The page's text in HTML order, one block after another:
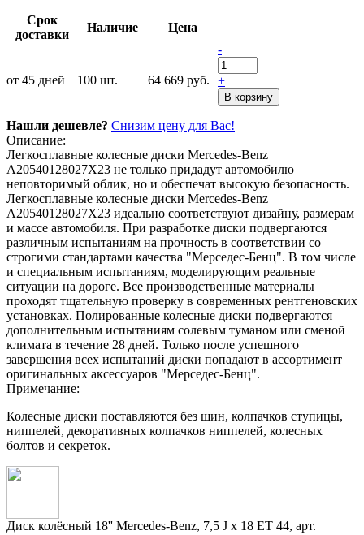
Срок
доставки
Наличие Цена
от 45 дней 100 шт. 64 669 руб.
-
+
В корзину
Нашли дешевле? Снизим цену для Вас!
Описание:
Легкосплавные колесные диски Mercedes-Benz
A20540128027X23 не только придадут автомобилю
неповторимый облик, но и обеспечат высокую безопасность.
Легкосплавные колесные диски Mercedes-Benz
A20540128027X23 идеально соответствуют дизайну, размерам
и массе автомобиля. При разработке диски подвергаются
различным испытаниям на прочность в соответствии со
строгими стандартами качества "Мерседес-Бенц". В том числе
и специальным испытаниям, моделирующим реальные
ситуации на дороге. Все производственные материалы
проходят тщательную проверку в современных рентгеновских
установках. Полированные колесные диски подвергаются
дополнительным испытаниям солевым туманом или сменой
климата в течение 28 дней. Только после успешного
завершения всех испытаний диски попадают в ассортимент
оригинальных аксессуаров "Мерседес-Бенц".
Примечание:
Колесные диски поставляются без шин, колпачков ступицы,
ниппелей, декоративных колпачков ниппелей, колесных
болтов и секреток.
Диск колёсный 18'' Mercedes-Benz, 7,5 J x 18 ET 44, арт.